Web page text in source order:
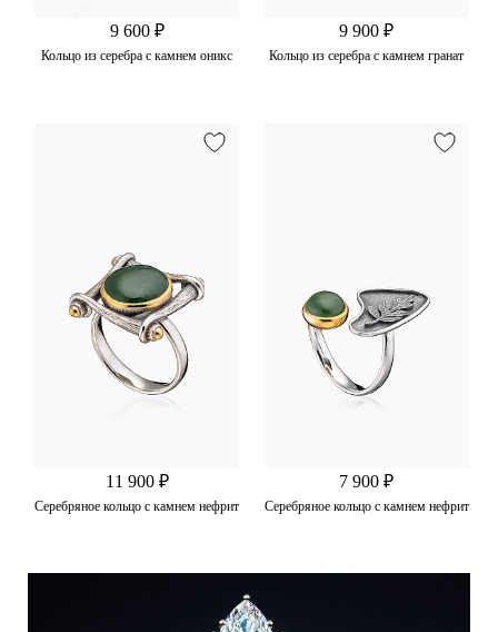
9 600 ₽
Кольцо из серебра с камнем оникс
9 900 ₽
Кольцо из серебра с камнем гранат
11 900 ₽
Серебряное кольцо с камнем нефрит
7 900 ₽
Серебряное кольцо с камнем нефрит